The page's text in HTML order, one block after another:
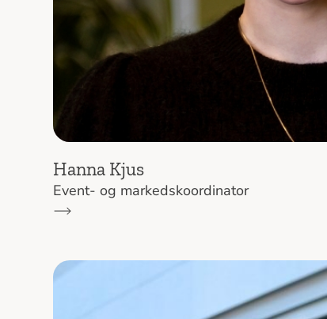
Hanna Kjus
Event- og markedskoordinator